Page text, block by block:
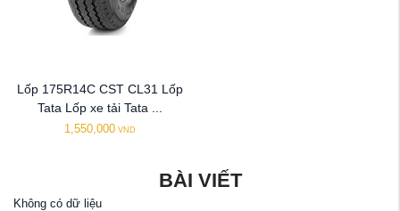
Lốp 175R14C CST CL31 Lốp
Tata Lốp xe tải Tata ...
1,550,000 VND
BÀI VIẾT
Không có dữ liệu